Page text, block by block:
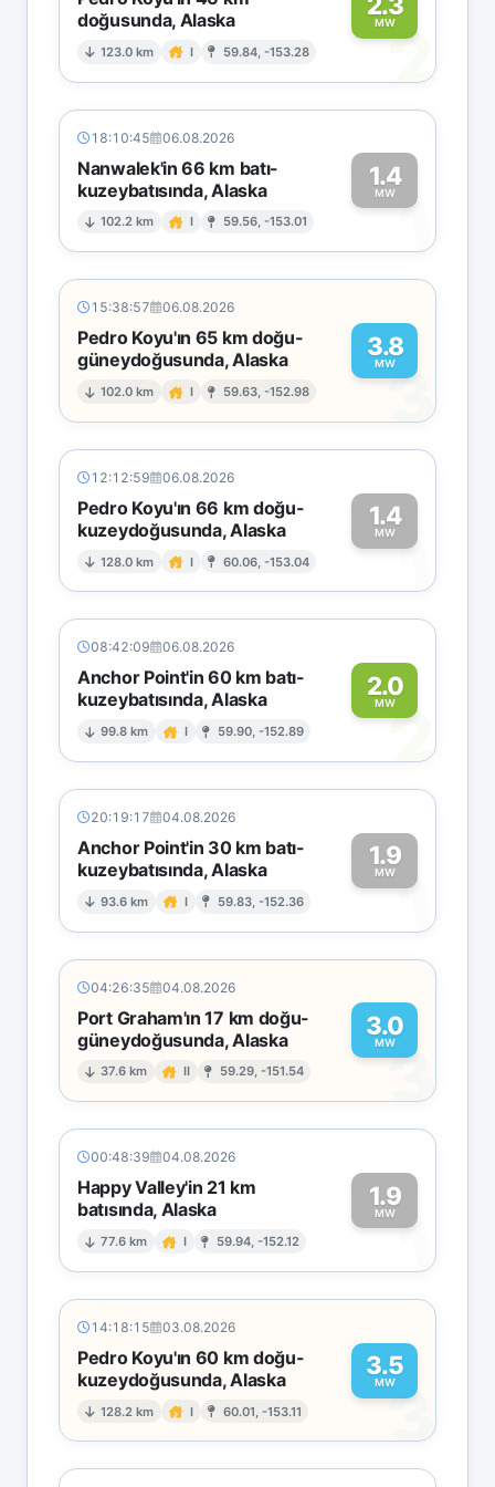
doğusunda, Alaska
123.0 km I 59.84, -153.28
MW
2
18:10:45 06.08.2026
Nanwalek'in 66 km batı-
kuzeybatısında, Alaska
102.2 km I 59.56, -153.01
1.4
MW1
15:38:57 06.08.2026
Pedro Koyu'ın 65 km doğu-
güneydoğusunda, Alaska
102.0 km I 59.63, -152.98
3.8
MW
3
12:12:59 06.08.2026
Pedro Koyu'ın 66 km doğu-
kuzeydoğusunda, Alaska
128.0 km I 60.06, -153.04
1.4
MW1
08:42:09 06.08.2026
Anchor Point'in 60 km batı-
kuzeybatısında, Alaska
99.8 km I 59.90, -152.89
2.0
MW2
20:19:17 04.08.2026
Anchor Point'in 30 km batı-
kuzeybatısında, Alaska
93.6 km I 59.83, -152.36
1.9
MW1
04:26:35 04.08.2026
Port Graham'ın 17 km doğu-
güneydoğusunda, Alaska
37.6 km II 59.29, -151.54
3.0
MW
3
00:48:39 04.08.2026
Happy Valley'in 21 km
batısında, Alaska
77.6 km I 59.94, -152.12
1.9
MW1
14:18:15 03.08.2026
Pedro Koyu'ın 60 km doğu-
kuzeydoğusunda, Alaska
128.2 km I 60.01, -153.11
3.5
MW
3